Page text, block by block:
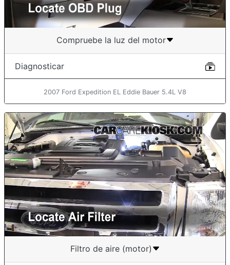
Compruebe la luz del motor
Diagnosticar
2007 Ford Expedition EL Eddie Bauer 5.4L V8
Filtro de aire (motor)